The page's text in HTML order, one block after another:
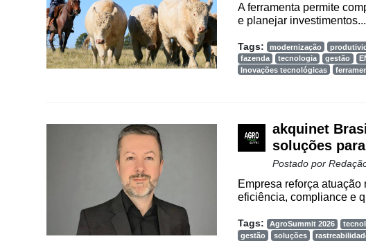
A ferramenta permite
e planejar investimentos...
Tags: modernização
fazenda
tecnologia gestão
Inovações tecnológicas
akquinet
soluções
Postado por
Empresa reforça
eficiência, compliance e
Tags: AgroSummit 2026
gestão
soluções